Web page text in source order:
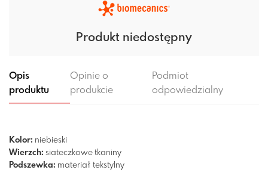
Produkt niedostępny
Opis
produktu
Opinie o
produkcie
Podmiot
odpowiedzialny
Kolor: niebieski
Wierzch: siateczkowe tkaniny
Podszewka: materiał tekstylny